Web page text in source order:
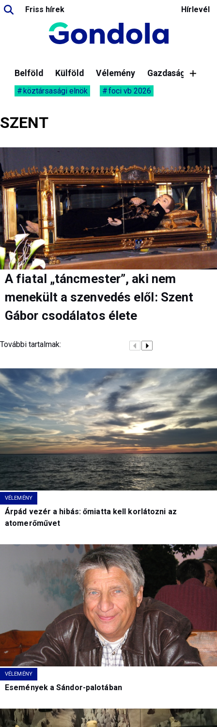
Friss hírek Hírlevél
Belföld Külföld Vélemény Gazdaság
köztársasági elnök foci vb 2026
SZENT
A fiatal „táncmester”, aki nem
menekült a szenvedés elől: Szent
Gábor csodálatos élete
További tartalmak:
VÉLEMÉNY
Árpád vezér a hibás: őmiatta kell korlátozni az
atomerőművet
VÉLEMÉNY
Események a Sándor-palotában